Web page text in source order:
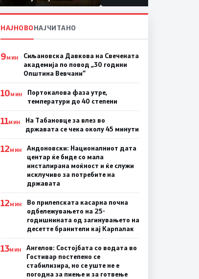
првачиња помалку
НАЈНОВОНАЈЧИТАНО
9МИН
Сиљановска Давкова на Свечената
академија по повод „30 години
Општина Вевчани“
10МИН
Портокалова фаза утре,
температури до 40 степени
11МИН
На Табановце за влез во
државата се чека околу 45 минути
12МИН
Андоновски: Националниот дата
центар ќе биде со мала
инсталирана моќност и ќе служи
исклучиво за потребите на
државата
12МИН
Во прилепската касарна почна
одбележувањето на 25-
годишнината од загинувањето на
десетте бранители кај Карпалак
13МИН
Ангелов: Состојбата со водата во
Гостивар постепено се
стабилизира, но се уште не е
погодна за пиење и за готвење